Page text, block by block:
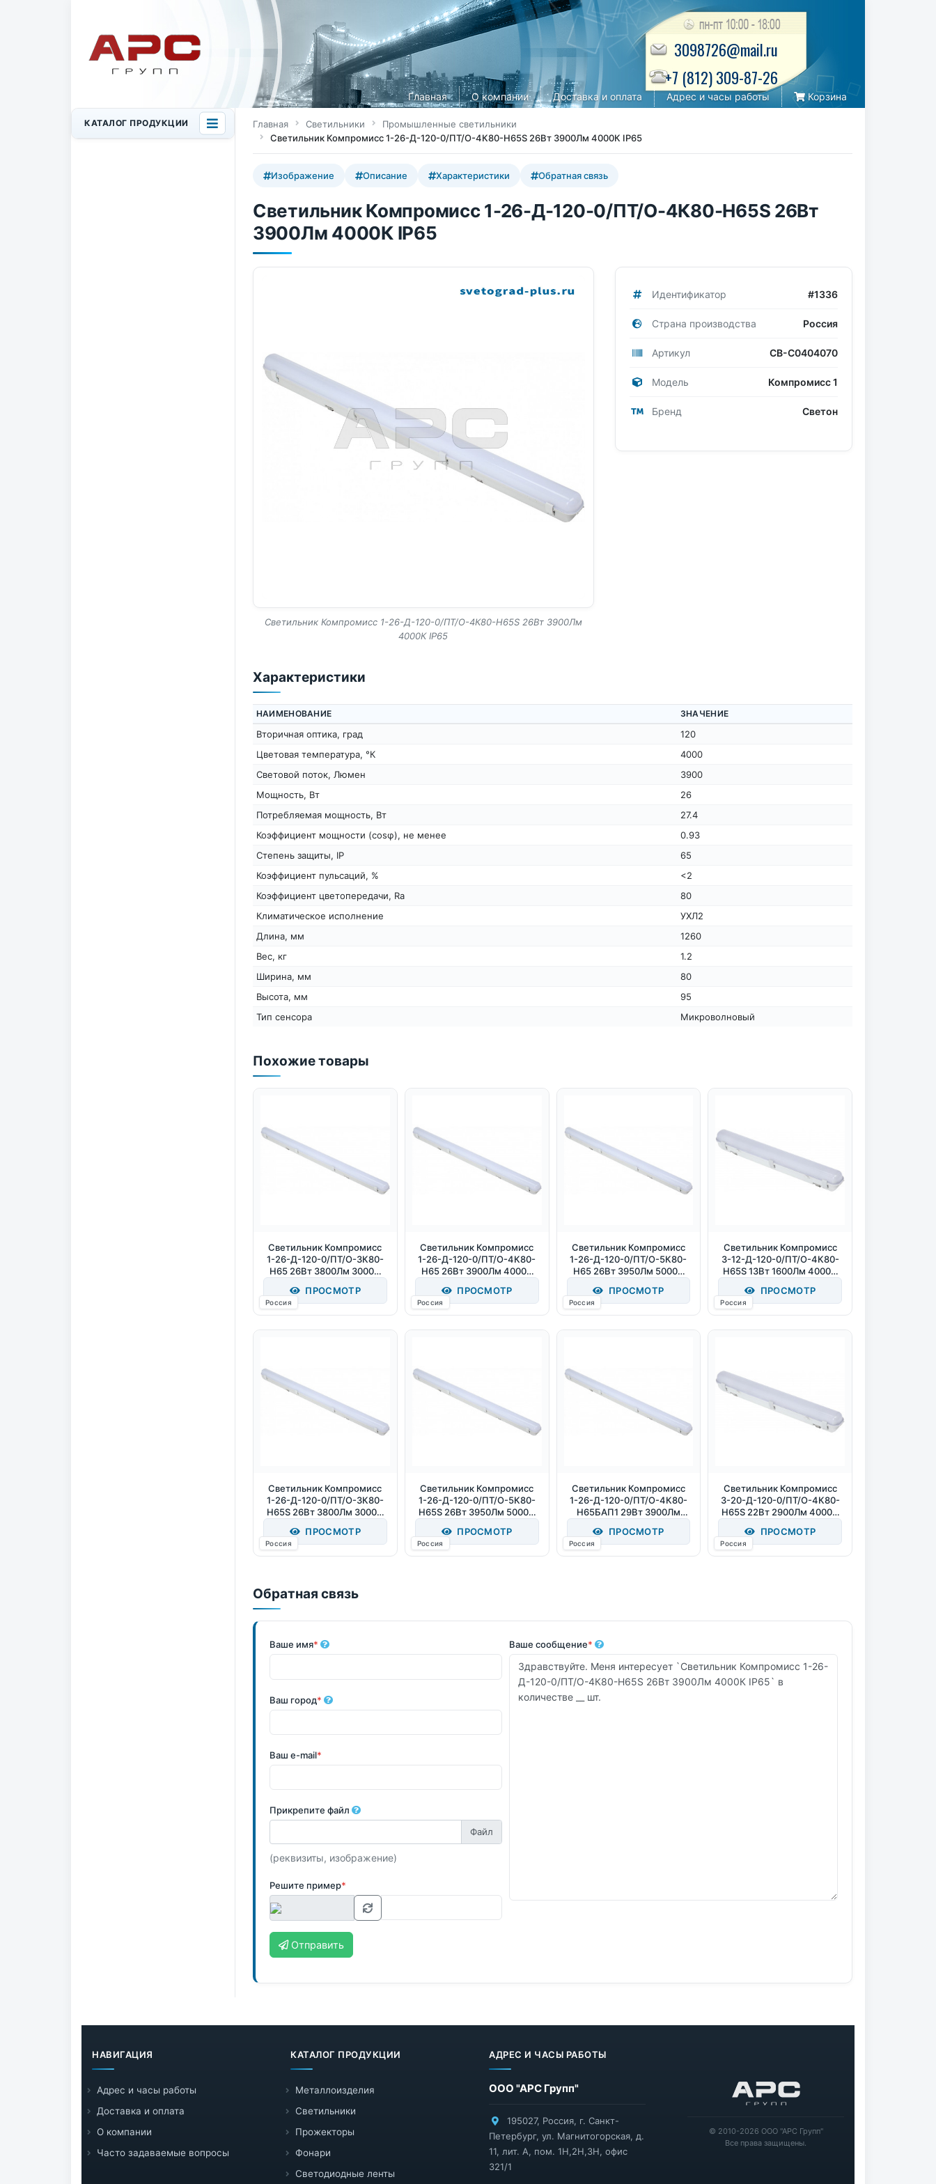
Главная О компании Доставка и оплата Адрес и часы работы Корзина
3098726@mail.ru
+7 (812) 309-87-26
КАТАЛОГ ПРОДУКЦИИ Главная Светильники
Промышленные светильники
Светильник Компромисс 1-26-Д-120-0/ПТ/О-4К80-Н65S 26Вт 3900Лм 4000К IP65
Изображение Описание Характеристики Обратная связь
Светильник Компромисс 1-26-Д-120-0/ПТ/О-4К80-Н65S 26Вт
3900Лм 4000К IP65
Светильник Компромисс 1-26-Д-120-0/ПТ/О-4К80-Н65S 26Вт 3900Лм
4000К IP65
Идентификатор #1336
Страна производства Россия
Артикул СВ-С0404070
Модель Компромисс 1
Бренд Светон
Характеристики
НАИМЕНОВАНИЕ ЗНАЧЕНИЕ
Вторичная оптика, град
120
Цветовая температура, °К
4000
Световой поток, Люмен
3900
Мощность, Вт
26
Потребляемая мощность, Вт
27.4
Коэффициент мощности (cosφ), не менее
0.93
Степень защиты, IP
65
Коэффициент пульсаций, %
<2
Коэффициент цветопередачи, Ra
80
Климатическое исполнение
УХЛ2
Длина, мм
1260
Вес, кг
1.2
Ширина, мм
80
Высота, мм
95
Тип сенсора
Микроволновый
Похожие товары
Светильник Компромисс
1-26-Д-120-0/ПТ/О-3К80-
Н65 26Вт 3800Лм 3000К
ПРОСМОТР
Россия
Светильник Компромисс
1-26-Д-120-0/ПТ/О-4К80-
Н65 26Вт 3900Лм 4000К
ПРОСМОТР
Россия
Светильник Компромисс
1-26-Д-120-0/ПТ/О-5К80-
Н65 26Вт 3950Лм 5000К
ПРОСМОТР
Россия
Светильник Компромисс
3-12-Д-120-0/ПТ/О-4К80-
Н65S 13Вт 1600Лм 4000К
ПРОСМОТР
Россия
Светильник Компромисс
1-26-Д-120-0/ПТ/О-3К80-
Н65S 26Вт 3800Лм 3000К
ПРОСМОТР
Россия
Светильник Компромисс
1-26-Д-120-0/ПТ/О-5К80-
Н65S 26Вт 3950Лм 5000К
ПРОСМОТР
Россия
Светильник Компромисс
1-26-Д-120-0/ПТ/О-4К80-
Н65БАП1 29Вт 3900Лм
ПРОСМОТР
Россия
Светильник Компромисс
3-20-Д-120-0/ПТ/О-4К80-
Н65S 22Вт 2900Лм 4000К
ПРОСМОТР
Россия
Обратная связь
Ваше имя*
Ваш город*
Ваш e-mail*
Прикрепите файл
(реквизиты, изображение)
Решите пример*
Ваше сообщение*
Отправить
НАВИГАЦИЯ КАТАЛОГ ПРОДУКЦИИ АДРЕС И ЧАСЫ РАБОТЫ
Адрес и часы работы
Доставка и оплата
О компании
Часто задаваемые вопросы
Металлоизделия
Светильники
Прожекторы
Фонари
Светодиодные ленты
ООО "АРС Групп"
195027, Россия, г. Санкт-
Петербург, ул. Магнитогорская, д.
11, лит. А, пом. 1Н,2Н,3Н, офис
321/1
© 2010-2026 ООО "АРС Групп"
Все права защищены.